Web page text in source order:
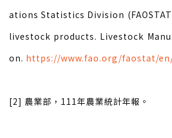
ations Statistics Division
livestock products. Livestock
on. https://www.fao.org/faostat/
[2] 農業部，111年農業統計年報。